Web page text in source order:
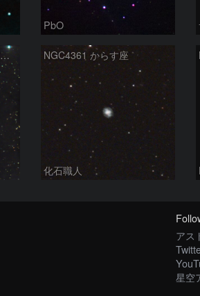
PbO
カラス座 NGC4038 アンテナ銀河 NGC4361 からす座
化石職人
アス
星空